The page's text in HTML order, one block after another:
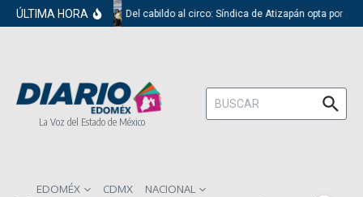
Saltar al contenido
ÚLTIMA HORA Del cabildo al circo: Síndica de Atizapán opta por el
La Voz del Estado de México
Buscar:
EDOMÉX CDMX
NACIONAL